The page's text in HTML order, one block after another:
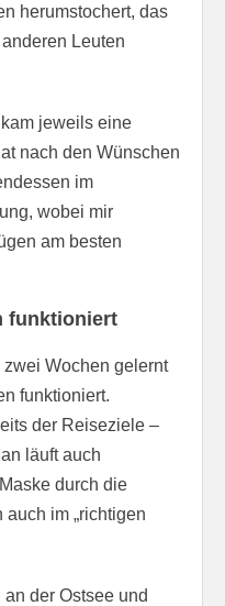
herumstochert, das
Leuten
jeweils eine
nach den Wünschen
im
wobei mir
am besten
funktioniert
Wochen gelernt
funktioniert.
der Reiseziele –
läuft auch
durch die
im „richtigen
der Ostsee und